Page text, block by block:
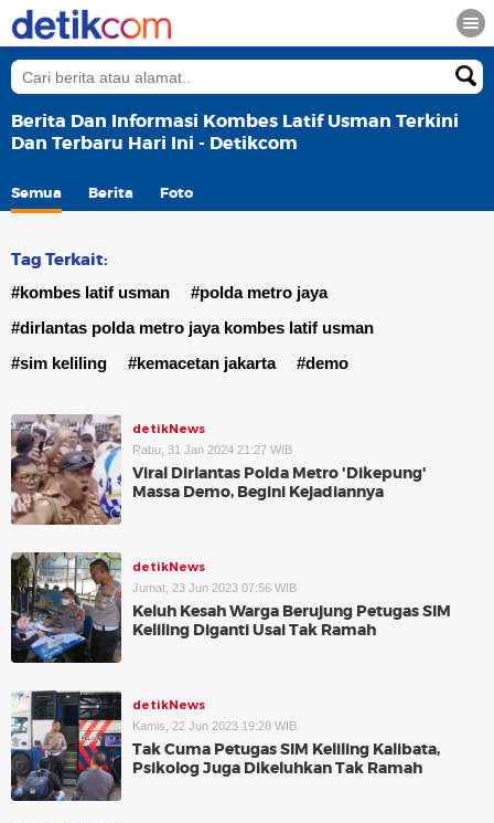
Berita Dan Informasi Kombes Latif Usman Terkini
Dan Terbaru Hari Ini - Detikcom
Semua Berita Foto
Tag Terkait:
#kombes latif usman
#polda metro jaya
#dirlantas polda metro jaya kombes latif usman
#sim keliling
#kemacetan jakarta #demo
detikNews
Rabu, 31 Jan 2024 21:27 WIB
Viral Dirlantas Polda Metro 'Dikepung'
Massa Demo, Begini Kejadiannya
detikNews
Jumat, 23 Jun 2023 07:56 WIB
Keluh Kesah Warga Berujung Petugas SIM
Keliling Diganti Usai Tak Ramah
detikNews
Kamis, 22 Jun 2023 19:28 WIB
Tak Cuma Petugas SIM Keliling Kalibata,
Psikolog Juga Dikeluhkan Tak Ramah